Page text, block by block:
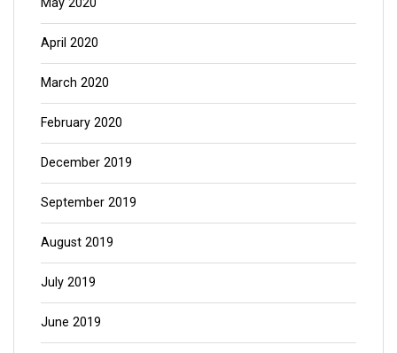
April 2020
March 2020
February 2020
December 2019
September 2019
August 2019
July 2019
June 2019